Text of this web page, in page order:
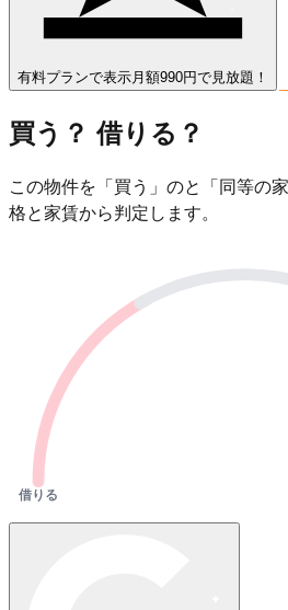
有料プランで表示 月額990円で見放題！
買う？ 借りる？
この物件を「買う」のと「同等の
格と家賃から判定します。
借りる